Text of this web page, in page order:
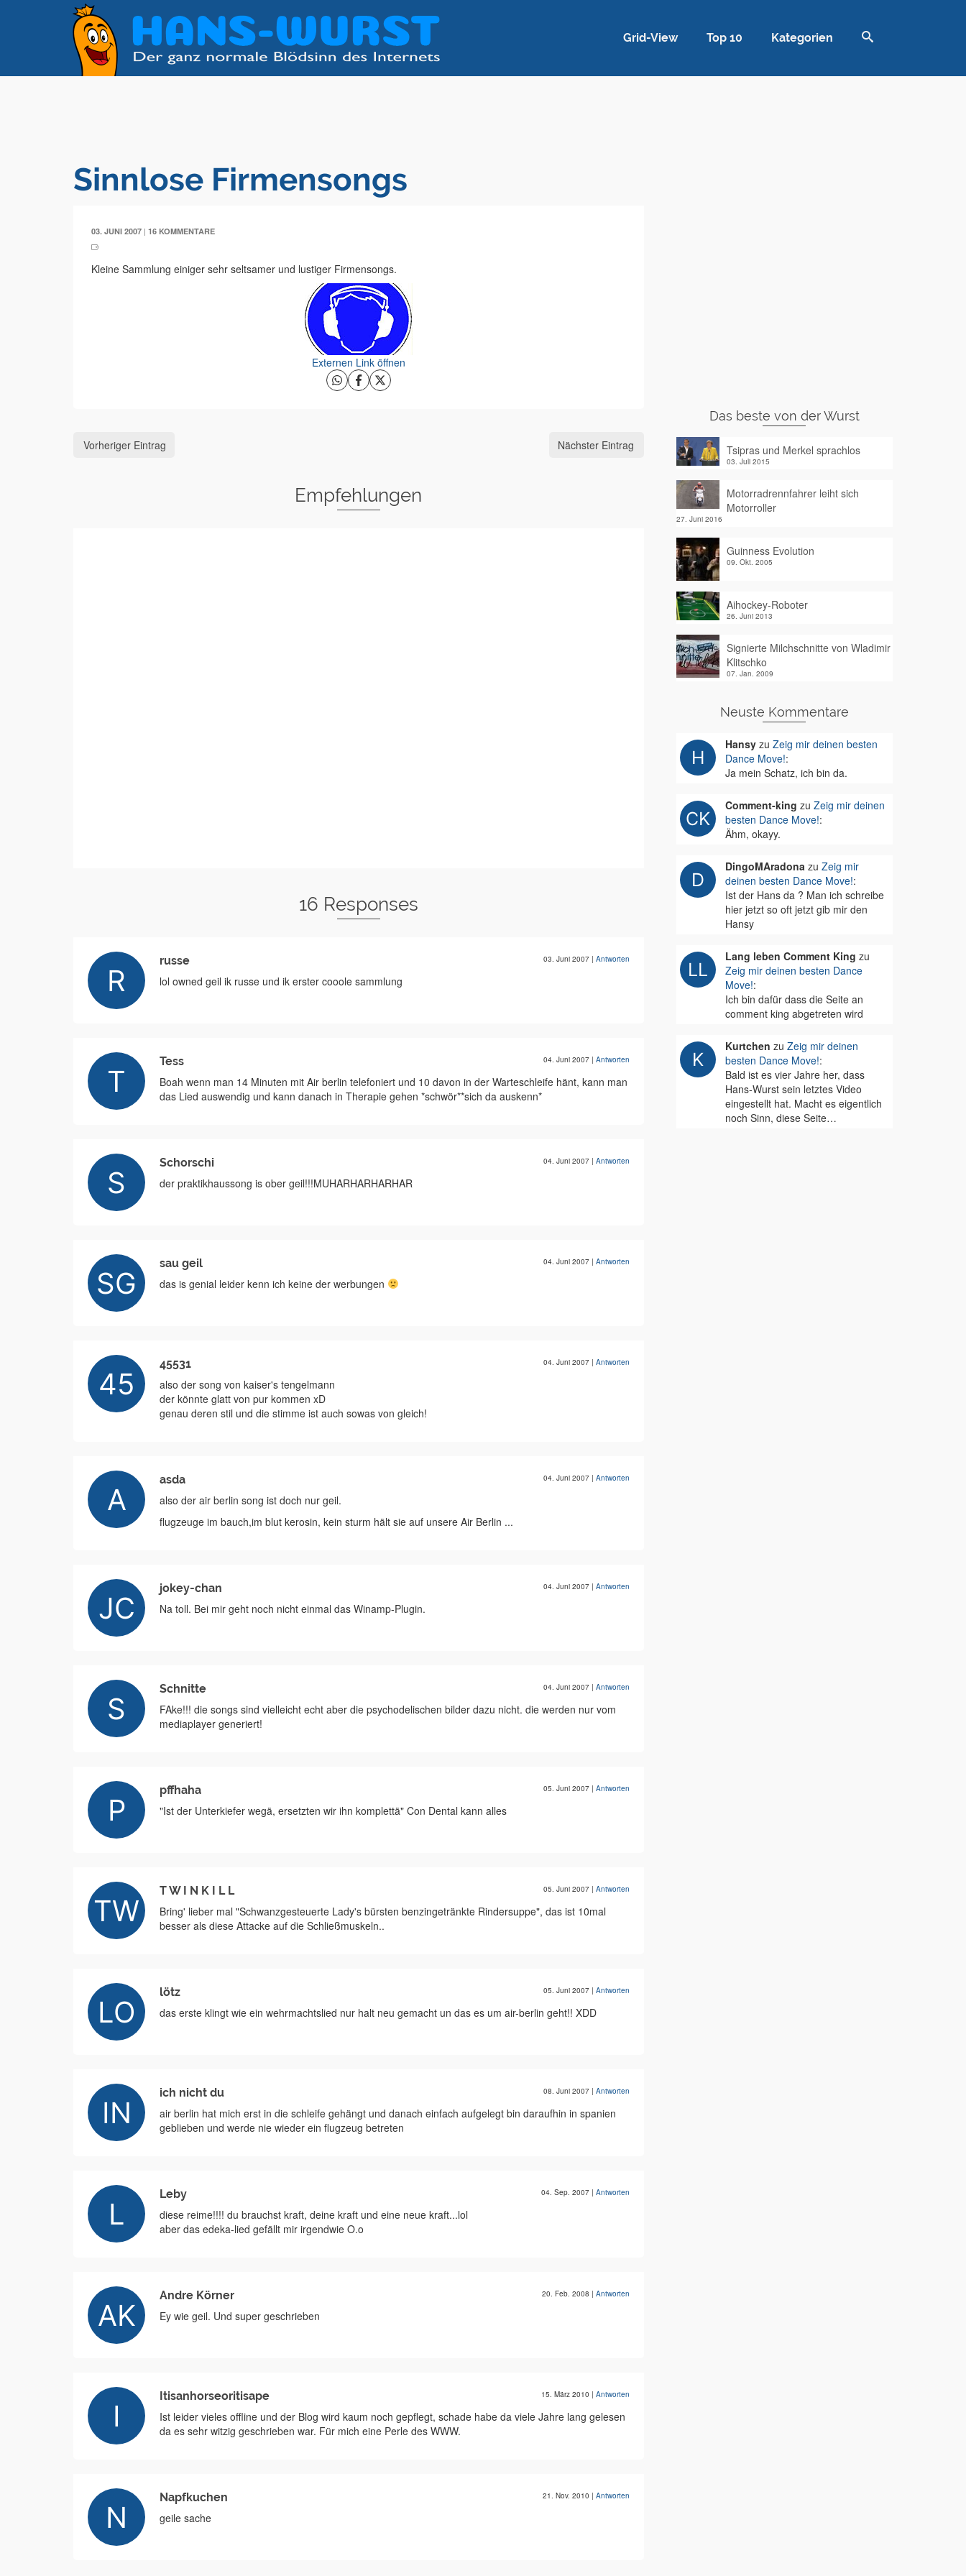
Grid-View Top 10 Kategorien
Sinnlose Firmensongs
03. JUNI 2007 | 16 KOMMENTARE
Kleine Sammlung einiger sehr seltsamer und lustiger Firmensongs.
Externen Link öffnen
Vorheriger Eintrag Nächster Eintrag
Empfehlungen
16 Responses
russe 03. Juni 2007 | Antworten
lol owned geil ik russe und ik erster cooole sammlung
Tess 04. Juni 2007 | Antworten
Boah wenn man 14 Minuten mit Air berlin telefoniert und 10 davon in der Warteschleife hänt, kann man
das Lied auswendig und kann danach in Therapie gehen *schwör**sich da auskenn*
Schorschi 04. Juni 2007 | Antworten
der praktikhaussong is ober geil!!!MUHARHARHARHAR
sau geil 04. Juni 2007 | Antworten
das is genial leider kenn ich keine der werbungen
45531 04. Juni 2007 | Antworten
also der song von kaiser's tengelmann
der könnte glatt von pur kommen xD
genau deren stil und die stimme ist auch sowas von gleich!
asda 04. Juni 2007 | Antworten
also der air berlin song ist doch nur geil.
flugzeuge im bauch,im blut kerosin, kein sturm hält sie auf unsere Air Berlin ...
jokey-chan 04. Juni 2007 | Antworten
Na toll. Bei mir geht noch nicht einmal das Winamp-Plugin.
Schnitte 04. Juni 2007 | Antworten
FAke!!! die songs sind vielleicht echt aber die psychodelischen bilder dazu nicht. die werden nur vom
mediaplayer generiert!
pffhaha 05. Juni 2007 | Antworten
"Ist der Unterkiefer wegä, ersetzten wir ihn komplettä" Con Dental kann alles
T W I N K I L L 05. Juni 2007 | Antworten
Bring' lieber mal "Schwanzgesteuerte Lady's bürsten benzingetränkte Rindersuppe", das ist 10mal
besser als diese Attacke auf die Schließmuskeln..
lötz 05. Juni 2007 | Antworten
das erste klingt wie ein wehrmachtslied nur halt neu gemacht un das es um air-berlin geht!! XDD
ich nicht du 08. Juni 2007 | Antworten
air berlin hat mich erst in die schleife gehängt und danach einfach aufgelegt bin daraufhin in spanien
geblieben und werde nie wieder ein flugzeug betreten
Leby 04. Sep. 2007 | Antworten
diese reime!!!! du brauchst kraft, deine kraft und eine neue kraft...lol
aber das edeka-lied gefällt mir irgendwie O.o
Andre Körner 20. Feb. 2008 | Antworten
Ey wie geil. Und super geschrieben
Itisanhorseoritisape 15. März 2010 | Antworten
Ist leider vieles offline und der Blog wird kaum noch gepflegt, schade habe da viele Jahre lang gelesen
da es sehr witzig geschrieben war. Für mich eine Perle des WWW.
Napfkuchen 21. Nov. 2010 | Antworten
geile sache
Das beste von der Wurst
Tsipras und Merkel sprachlos
03. Juli 2015
Motorradrennfahrer leiht sich
Motorroller
27. Juni 2016
Guinness Evolution
09. Okt. 2005
Aihockey-Roboter
26. Juni 2013
Signierte Milchschnitte von Wladimir
Klitschko
07. Jan. 2009
Neuste Kommentare
Hansyzu Zeig mir deinen besten
Dance Move!:
Ja mein Schatz, ich bin da.
Comment-king zu Zeig mir deinen
besten Dance Move!:
Ähm, okayy.
DingoMAradonazu Zeig mir
deinen besten Dance Move!:
Ist der Hans da ? Man ich schreibe
hier jetzt so oft jetzt gib mir den
Hansy
Lang leben Comment King zu
Zeig mir deinen besten Dance
Move!:
Ich bin dafür dass die Seite an
comment king abgetreten wird
Kurtchen zu Zeig mir deinen
besten Dance Move!:
Bald ist es vier Jahre her, dass
Hans-Wurst sein letztes Video
eingestellt hat. Macht es eigentlich
noch Sinn, diese Seite…